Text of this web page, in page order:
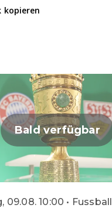
kopieren
Bald verfügbar
09.08. 10:00 • Fussball